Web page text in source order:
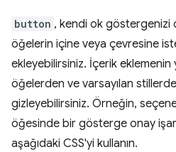
button , kendi ok göstergenizi
öğelerin içine veya çevresine
ekleyebilirsiniz. İçerik eklemenin
öğelerden ve varsayılan
gizleyebilirsiniz. Örneğin,
öğesinde bir gösterge onay
aşağıdaki CSS'yi kullanın.